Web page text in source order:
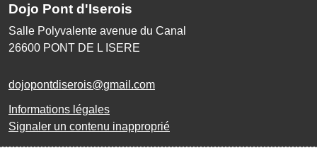
Dojo Pont d'Iserois
Salle Polyvalente avenue du Canal
26600 PONT DE L ISERE
dojopontdiserois@gmail.com
Informations légales
Signaler un contenu inapproprié